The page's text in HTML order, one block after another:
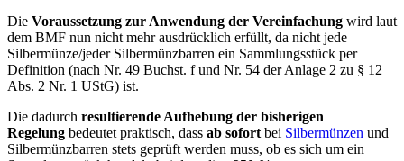
Die Voraussetzung zur Anwendung der Vereinfachung wird laut
dem BMF nun nicht mehr ausdrücklich erfüllt, da nicht jede
Silbermünze/jeder Silbermünzbarren ein Sammlungsstück per
Definition (nach Nr. 49 Buchst. f und Nr. 54 der Anlage 2 zu § 12
Abs. 2 Nr. 1 UStG) ist.
Die dadurch resultierende Aufhebung der bisherigen
Regelung bedeutet praktisch, dass ab sofort bei Silbermünzen und
Silbermünzbarren stets geprüft werden muss, ob es sich um ein